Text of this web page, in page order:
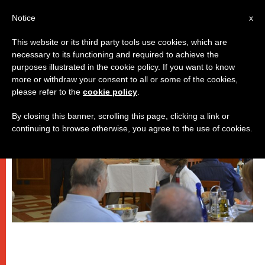
PAPI
x
Notice
This website or its third party tools use cookies, which are
necessary to its functioning and required to achieve the
purposes illustrated in the cookie policy. If you want to know
more or withdraw your consent to all or some of the cookies,
please refer to the cookie policy
By closing this banner, scrolling this page, clicking a link or
continuing to browse otherwise, you agree to the use of cookies.